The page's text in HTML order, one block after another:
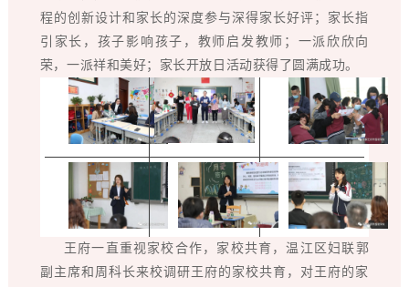
程的创新设计和家长的深度参与深得家长好评；家长指
引家长，孩子影响孩子，教师启发教师；一派欣欣向
荣，一派祥和美好；家长开放日活动获得了圆满成功。
王府一直重视家校合作，家校共育，温江区妇联郭
副主席和周科长来校调研王府的家校共育，对王府的家